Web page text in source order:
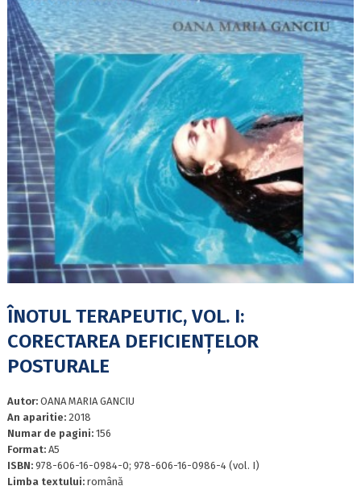
ÎNOTUL TERAPEUTIC, VOL. I:
CORECTAREA DEFICIENŢELOR
POSTURALE
Autor: OANA MARIA GANCIU
An aparitie: 2018
Numar de pagini: 156
Format: A5
ISBN: 978-606-16-0984-0; 978-606-16-0986-4 (vol. I)
Limba textului: română